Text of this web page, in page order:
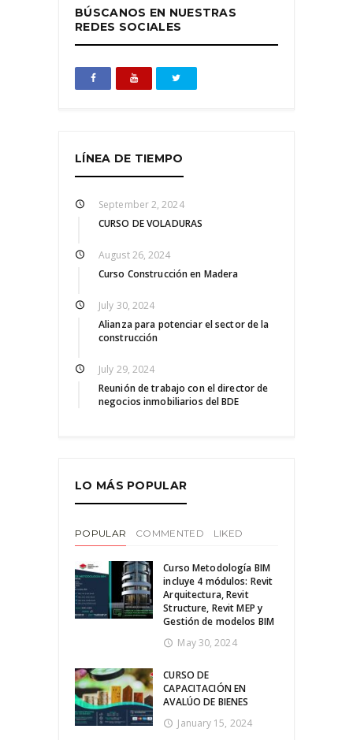
BÚSCANOS EN NUESTRAS
REDES SOCIALES
LÍNEA DE TIEMPO
September 2, 2024
CURSO DE VOLADURAS
August 26, 2024
Curso Construcción en Madera
July 30, 2024
Alianza para potenciar el sector de la
construcción
July 29, 2024
Reunión de trabajo con el director de
negocios inmobiliarios del BDE
LO MÁS POPULAR
POPULAR COMMENTED LIKED
Curso Metodología BIM
incluye 4 módulos: Revit
Arquitectura, Revit
Structure, Revit MEP y
Gestión de modelos BIM
May 30, 2024
CURSO DE
CAPACITACIÓN EN
AVALÚO DE BIENES
January 15, 2024